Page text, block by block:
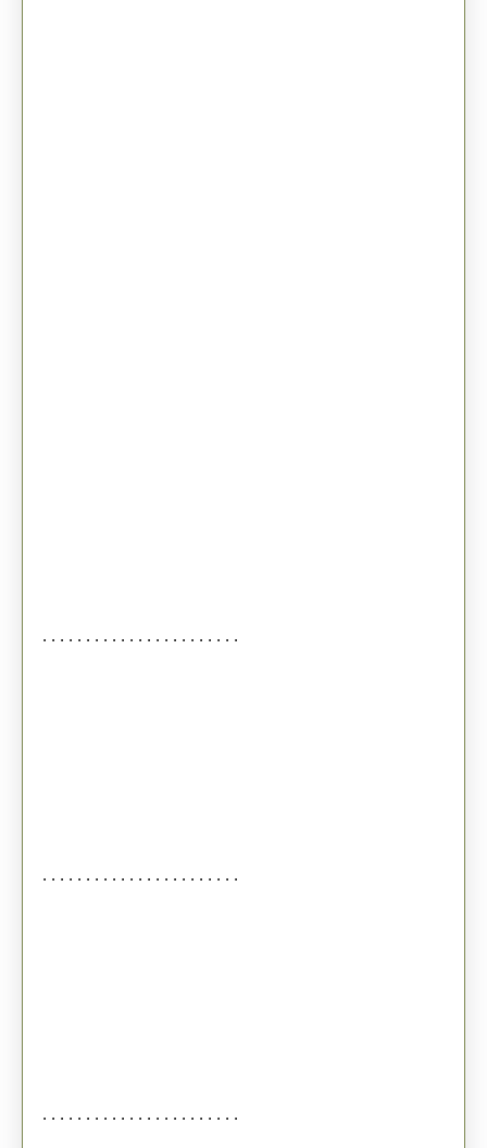
. . . . . . . . . . . . . . . . . . . . . . .
. . . . . . . . . . . . . . . . . . . . . . .
. . . . . . . . . . . . . . . . . . . . . . .